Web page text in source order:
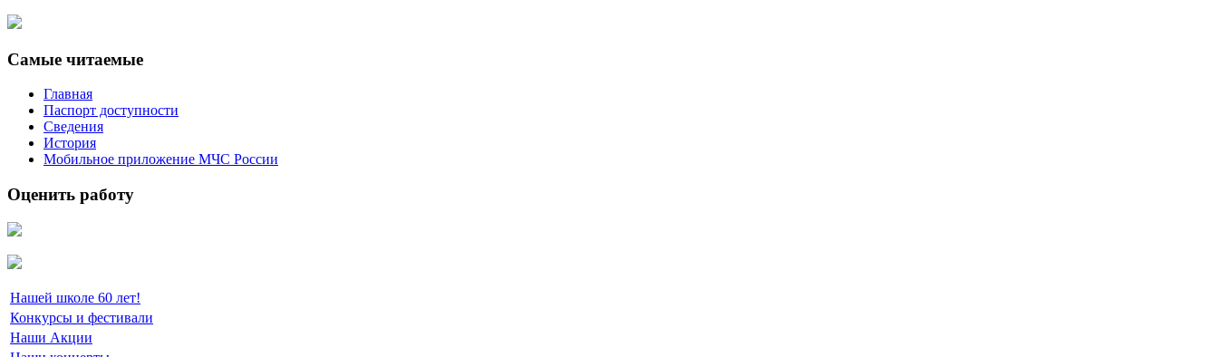
Самые читаемые
Главная
Паспорт доступности
Сведения
История
Мобильное приложение МЧС России
Оценить работу
Нашей школе 60 лет!
Конкурсы и фестивали
Наши Акции